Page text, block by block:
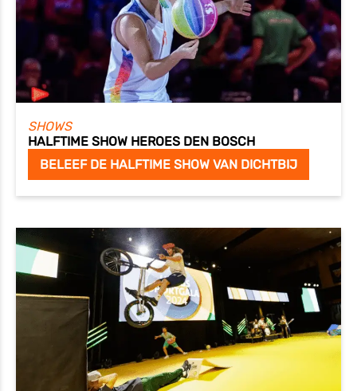
SHOWS
HALFTIME SHOW HEROES DEN BOSCH
BELEEF DE HALFTIME SHOW VAN DICHTBIJ